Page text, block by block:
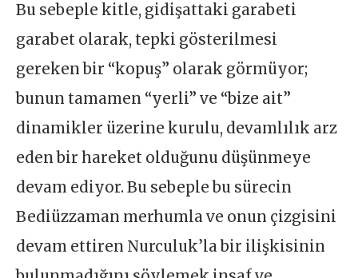
Bu sebeple kitle, gidişattaki garabeti
garabet olarak, tepki gösterilmesi
gereken bir “kopuş” olarak görmüyor;
bunun tamamen “yerli” ve “bize ait”
dinamikler üzerine kurulu, devamlılık arz
eden bir hareket olduğunu düşünmeye
devam ediyor. Bu sebeple bu sürecin
Bediüzzaman merhumla ve onun çizgisini
devam ettiren Nurculuk’la bir ilişkisinin